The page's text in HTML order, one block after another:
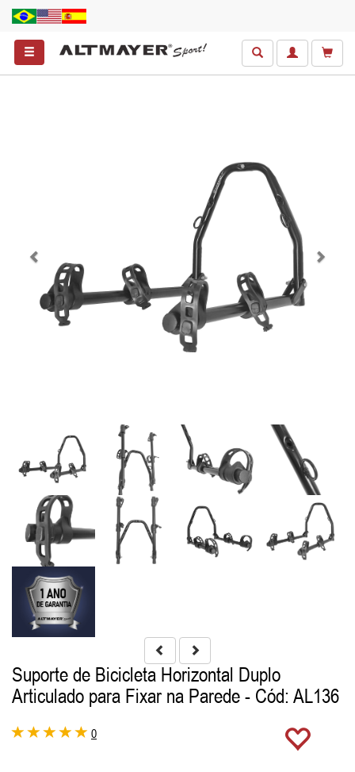
Suporte de Bicicleta Horizontal Duplo
Articulado para Fixar na Parede - Cód: AL136
0